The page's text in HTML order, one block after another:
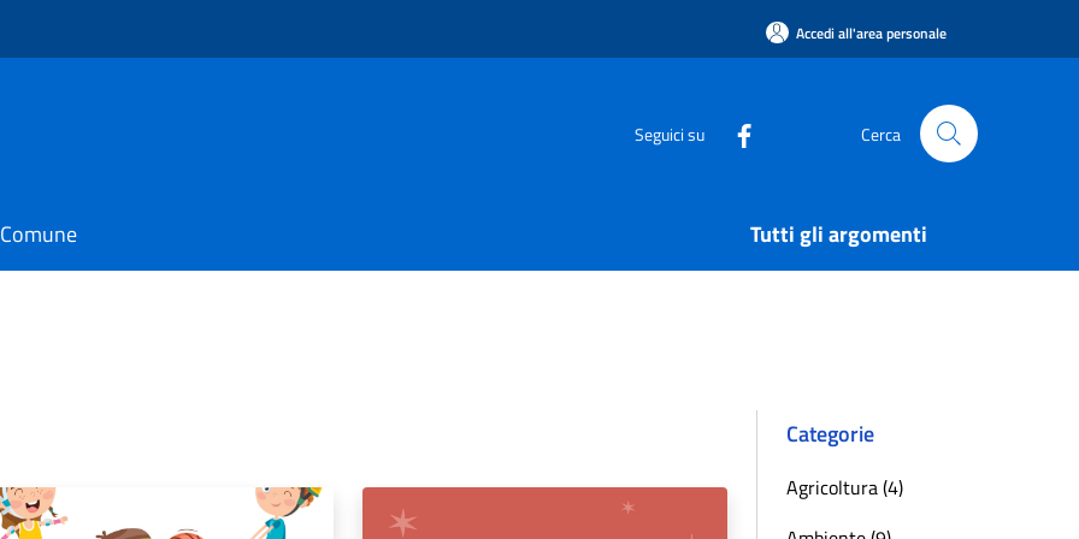
Accedi all'area personale
Seguici su Cerca
Tutti gli argomenti
Categorie
Agricoltura (4)